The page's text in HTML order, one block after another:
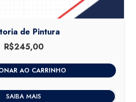
de Pintura
R$245,00
AO CARRINHO
SAIBA MAIS